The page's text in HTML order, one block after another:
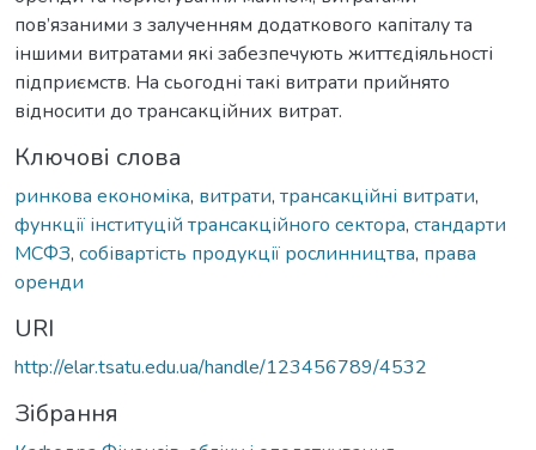
пов’язаними з залученням додаткового капіталу та
іншими витратами які забезпечують життєдіяльності
підприємств. На сьогодні такі витрати прийнято
відносити до трансакційних витрат.
Ключові слова
ринкова економіка, витрати, трансакційні витрати,
функції інституцій трансакційного сектора, стандарти
МСФЗ, собівартість продукції рослинництва, права
оренди
URI
http://elar.tsatu.edu.ua/handle/123456789/4532
Зібрання